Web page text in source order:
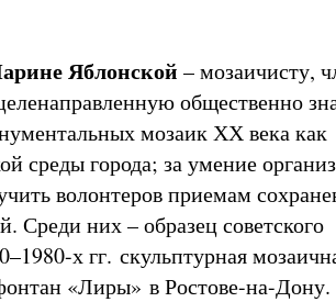
Яблонской – мозаичисту,
общественно
мозаик ХХ века как
среды города; за умение
волонтеров приемам
Среди них – образец советского
х гг. скульптурная
«Лиры» в Ростове-на-Дону.